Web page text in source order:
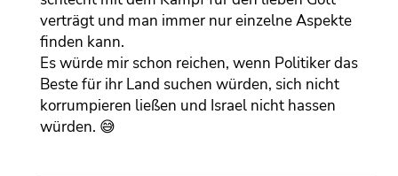
verträgt und man immer nur einzelne Aspekte
finden kann.
Es würde mir schon reichen, wenn Politiker das
Beste für ihr Land suchen würden, sich nicht
korrumpieren ließen und Israel nicht hassen
würden. 😅